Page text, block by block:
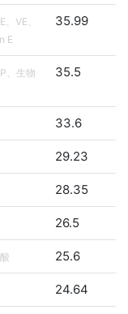
、VE、
E
35.99
、生物
35.5
33.6
29.23
28.35
26.5
25.6
24.64